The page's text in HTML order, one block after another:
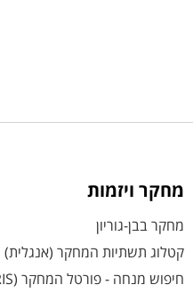
מחקר ויזמות
מחקר בבן-גוריון
קטלוג תשתיות המחקר (אנגלית)
חיפוש מנחה - פורטל המחקר (CRIS)